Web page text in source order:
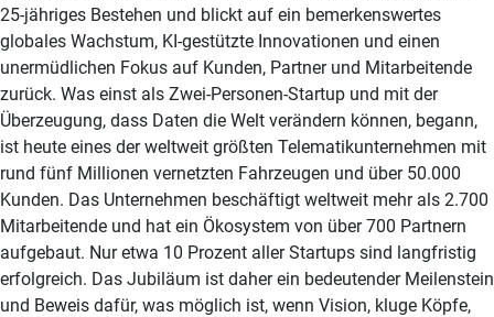
25-jähriges Bestehen und blickt auf ein bemerkenswertes
globales Wachstum, KI-gestützte Innovationen und einen
unermüdlichen Fokus auf Kunden, Partner und Mitarbeitende
zurück. Was einst als Zwei-Personen-Startup und mit der
Überzeugung, dass Daten die Welt verändern können, begann,
ist heute eines der weltweit größten Telematikunternehmen mit
rund fünf Millionen vernetzten Fahrzeugen und über 50.000
Kunden. Das Unternehmen beschäftigt weltweit mehr als 2.700
Mitarbeitende und hat ein Ökosystem von über 700 Partnern
aufgebaut. Nur etwa 10 Prozent aller Startups sind langfristig
erfolgreich. Das Jubiläum ist daher ein bedeutender Meilenstein
und Beweis dafür, was möglich ist, wenn Vision, kluge Köpfe,